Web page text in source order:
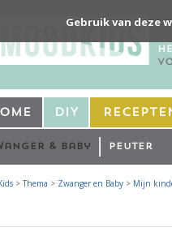
Gebruik van deze
DIY
& Baby Peuter
>Thema > Zwanger en Baby > Mijn